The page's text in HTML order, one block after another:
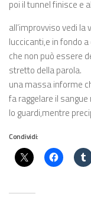
poi il tunnel finisce e
all’improvviso vedi
luccicanti,e in fondo
che non può essere
stretto della parola.
una massa informe
fa raggelare il sangue
lo guardi,mentre
Condividi: